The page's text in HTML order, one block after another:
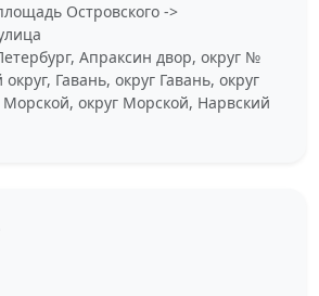
Островского ->
Апраксин двор, округ №
Гавань, округ Гавань, округ
округ Морской, Нарвский